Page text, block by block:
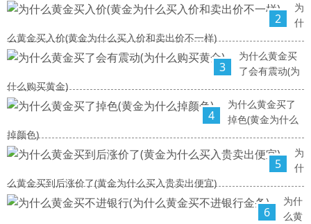
2
为
什
么黄金买入价(黄金为什么买入价和卖出价不一样)
3
为什么黄金买
了会有震动(为
什么购买黄金)
4
为什么黄金买了
掉色(黄金为什么
掉颜色)
5
为
什
么黄金买到后涨价了(黄金为什么买入贵卖出便宜)
6
为什
么黄